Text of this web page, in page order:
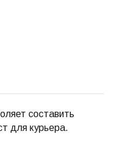
составить
для курьера.